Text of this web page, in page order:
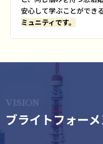
安心して学ぶことができる
ミュニティです。
ブライトフォー